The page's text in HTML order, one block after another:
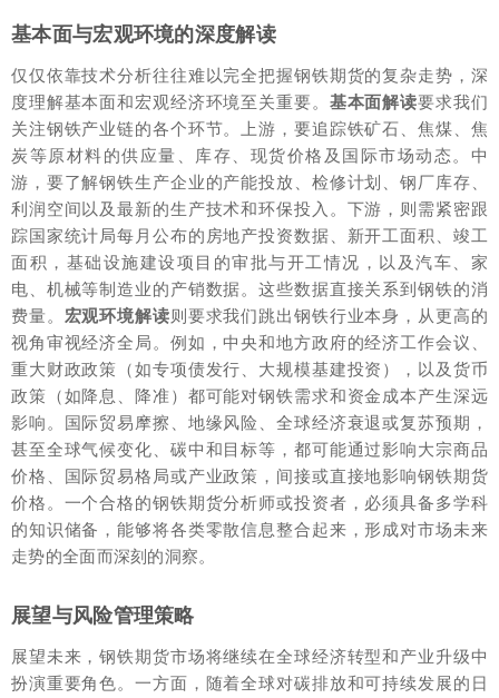
基本面与宏观环境的深度解读
仅仅依靠技术分析往往难以完全把握钢铁期货的复杂走势，深
度理解基本面和宏观经济环境至关重要。 基本面解读要求我们
关注钢铁产业链的各个环节。上游，要追踪铁矿石、焦煤、焦
炭等原材料的供应量、库存、现货价格及国际市场动态。中
游，要了解钢铁生产企业的产能投放、检修计划、钢厂库存、
利润空间以及最新的生产技术和环保投入。下游，则需紧密跟
踪国家统计局每月公布的房地产投资数据、新开工面积、竣工
面积，基础设施建设项目的审批与开工情况，以及汽车、家
电、机械等制造业的产销数据。这些数据直接关系到钢铁的消
费量。 宏观环境解读则要求我们跳出钢铁行业本身，从更高的
视角审视经济全局。例如，中央和地方政府的经济工作会议、
重大财政政策（如专项债发行、大规模基建投资），以及货币
政策（如降息、降准）都可能对钢铁需求和资金成本产生深远
影响。国际贸易摩擦、地缘风险、全球经济衰退或复苏预期，
甚至全球气候变化、碳中和目标等，都可能通过影响大宗商品
价格、国际贸易格局或产业政策，间接或直接地影响钢铁期货
价格。一个合格的钢铁期货分析师或投资者，必须具备多学科
的知识储备，能够将各类零散信息整合起来，形成对市场未来
走势的全面而深刻的洞察。
展望与风险管理策略
展望未来，钢铁期货市场将继续在全球经济转型和产业升级中
扮演重要角色。一方面，随着全球对碳排放和可持续发展的日